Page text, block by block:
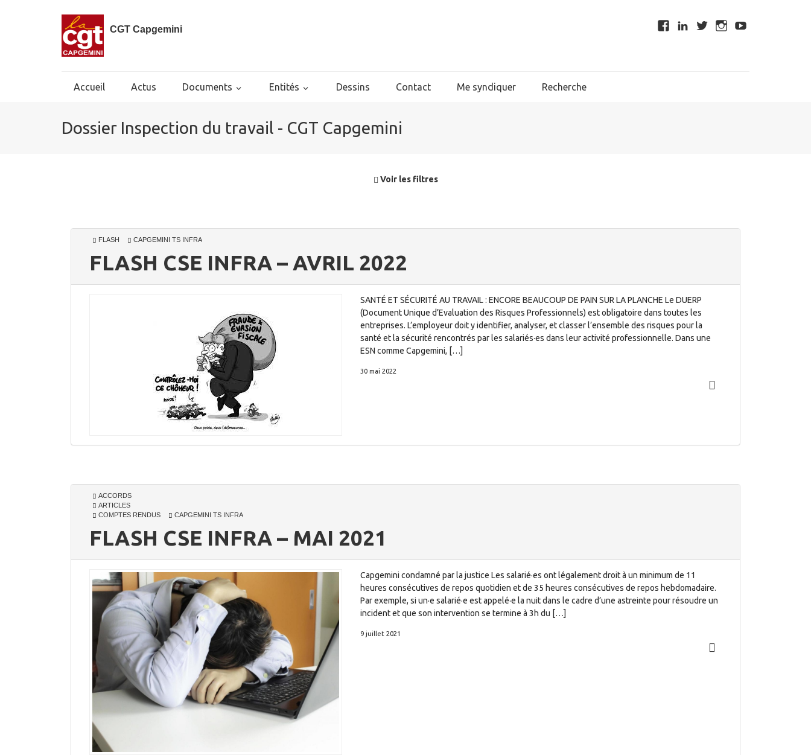
CGT Capgemini
Accueil Actus Documents Entités Dessins Contact Me syndiquer Recherche
Dossier Inspection du travail - CGT Capgemini
Voir les filtres
FLASH CAPGEMINI TS INFRA
FLASH CSE INFRA – AVRIL 2022
SANTÉ ET SÉCURITÉ AU TRAVAIL : ENCORE BEAUCOUP DE PAIN SUR LA PLANCHE Le DUERP
(Document Unique d’Evaluation des Risques Professionnels) est obligatoire dans toutes les
entreprises. L’employeur doit y identifier, analyser, et classer l’ensemble des risques pour la
santé et la sécurité rencontrés par les salariés·es dans leur activité professionnelle. Dans une
ESN comme Capgemini, […]
30 mai 2022
ACCORDS
ARTICLES
COMPTES RENDUS
CAPGEMINI TS INFRA
FLASH CSE INFRA – MAI 2021
Capgemini condamné par la justice Les salarié·es ont légalement droit à un minimum de 11
heures consécutives de repos quotidien et de 35 heures consécutives de repos hebdomadaire.
Par exemple, si un·e salarié·e est appelé·e la nuit dans le cadre d’une astreinte pour résoudre un
incident et que son intervention se termine à 3h du […]
9 juillet 2021